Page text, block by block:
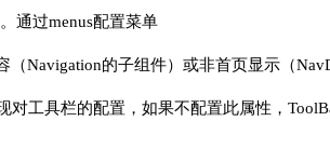
通过menus配置菜单
Navigation的子组件）或非首页显示（
对工具栏的配置，如果不配置此属性，